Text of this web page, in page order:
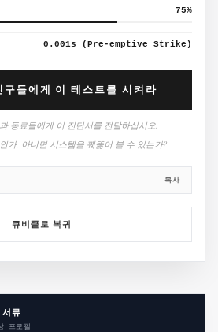
75%
0.001s (Pre-emptive Strike)
구들에게 이 테스트를 시켜라
동료들에게 이 진단서를 전달하십시오.
가, 아니면 시스템을 꿰뚫어 볼 수 있는가?
복사
큐비클로 복귀
류
프로필